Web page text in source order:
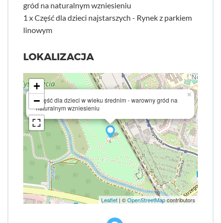
gród na naturalnym wzniesieniu
1 x Część dla dzieci najstarszych - Rynek z parkiem
linowym
LOKALIZACJA
Część dla dzieci w wieku średnim - warowny gród na
naturalnym wzniesieniu
×
+
−
Leaflet | ©OpenStreetMapcontributors